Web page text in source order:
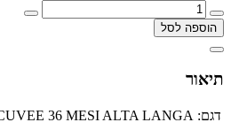
הוספה לסל
תיאור
דגם: 36 MESI ALTA LANGA